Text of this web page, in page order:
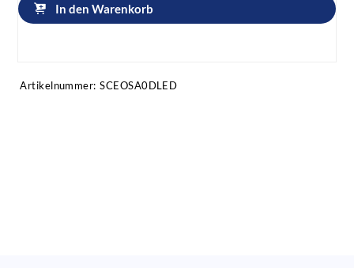
In den Warenkorb
Artikelnummer: SCEOSA0DLED